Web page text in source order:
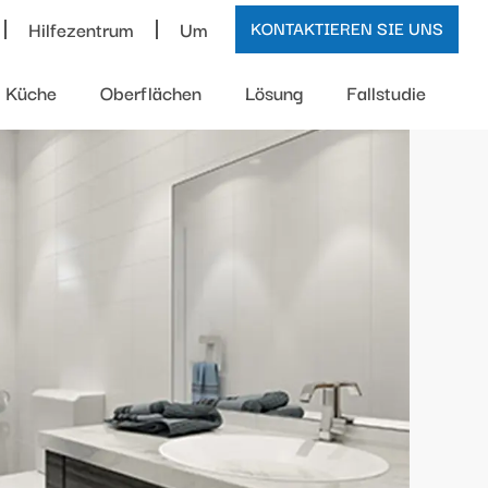
Hilfezentrum Um KONTAKTIEREN SIE UNS
Küche Oberflächen Lösung Fallstudie